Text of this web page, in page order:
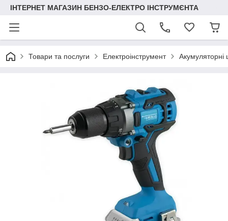
ІНТЕРНЕТ МАГАЗИН БЕНЗО-ЕЛЕКТРО ІНСТРУМЄНТА
Товари та послуги Електроінструмент Акумуляторні